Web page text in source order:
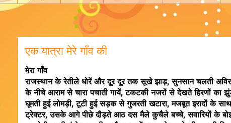
एक यात्रा मेरे गाँव की
मेरा गाँव
राजस्थान के रेतीले धोरें और दूर दूर तक सूखे झाड़, सुनसान चलती
के नीचे आराम से चारा पचाती गायें, टकटकी नजरों से देखते हिरणों
घूमती हुई लोमड़ी, टूटी हुई सड़क से गुजरती खटारा, मजबूत इरादों के
ट्रेक्टर, उसके आगे पीछे दौड़ते आठ दस मैले कुचैले बच्चे, सवारियों के